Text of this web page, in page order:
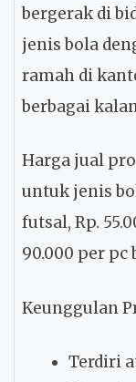
bergerak di
jenis bola
ramah di
berbagai
Harga jual
untuk jenis
futsal, Rp.
90.000 per pc
Keunggulan
Terdiri